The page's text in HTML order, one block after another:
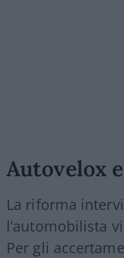
Autovelox
La riforma
l’automobilista
Per gli